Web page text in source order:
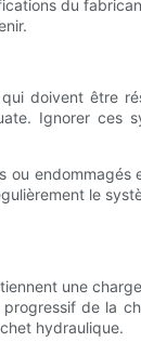
du
doivent être
Ignorer ces
ou endommagés
le
une
de la
hydraulique.